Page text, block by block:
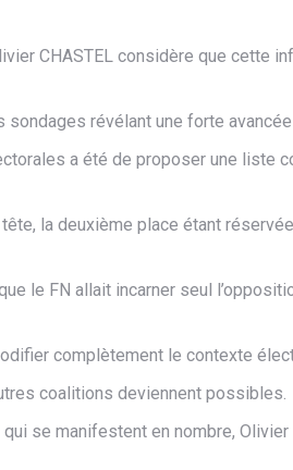
CHASTEL considère que cette
sondages révélant une forte
a été de proposer une liste
la deuxième place étant
le FN allait incarner seul
complètement le contexte
coalitions deviennent possibles.
se manifestent en nombre,